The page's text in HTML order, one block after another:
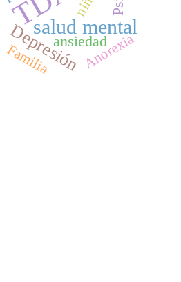
salud mental
Depresiónansiedad
Familia Anorexia